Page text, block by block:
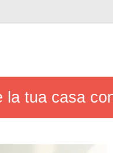
la tua casa